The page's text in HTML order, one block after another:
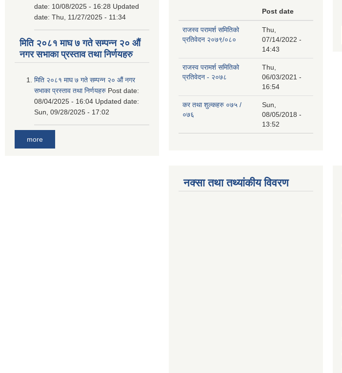
date: 10/08/2025 - 16:28 Updated
date: Thu, 11/27/2025 - 11:34
मिति २०८१ माघ ७ गते सम्पन्न २० औं
नगर सभाका प्रस्ताव तथा निर्णयहरु
मिति २०८१ माघ ७ गते सम्पन्न २० औं नगर
सभाका प्रस्ताव तथा निर्णयहरु Post date:
08/04/2025 - 16:04 Updated date:
Sun, 09/28/2025 - 17:02
more
Post date
राजस्व परामर्श समितिको
प्रतिवेदन २०७९/०८०
Thu,
07/14/2022 -
14:43
राजस्व परामर्श समितिको
प्रतिवेदन - २०७८
Thu,
06/03/2021 -
16:54
कर तथा शुल्कहरु ०७५ /
०७६
Sun,
08/05/2018 -
13:52
नक्सा तथा तथ्यांकीय विवरण